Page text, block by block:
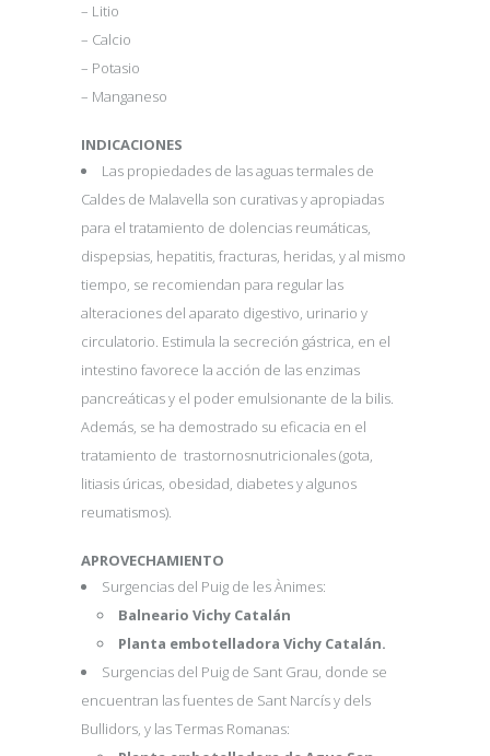
– Litio
– Calcio
– Potasio
– Manganeso
INDICACIONES
Las propiedades de las aguas termales de
Caldes de Malavella son curativas y apropiadas
para el tratamiento de dolencias reumáticas,
dispepsias, hepatitis, fracturas, heridas, y al mismo
tiempo, se recomiendan para regular las
alteraciones del aparato digestivo, urinario y
circulatorio. Estimula la secreción gástrica, en el
intestino favorece la acción de las enzimas
pancreáticas y el poder emulsionante de la bilis.
Además, se ha demostrado su eficacia en el
tratamiento de trastornosnutricionales (gota,
litiasis úricas, obesidad, diabetes y algunos
reumatismos).
APROVECHAMIENTO
Surgencias del Puig de les Ànimes:
Balneario Vichy Catalán
Planta embotelladora Vichy Catalán.
Surgencias del Puig de Sant Grau, donde se
encuentran las fuentes de Sant Narcís y dels
Bullidors, y las Termas Romanas: